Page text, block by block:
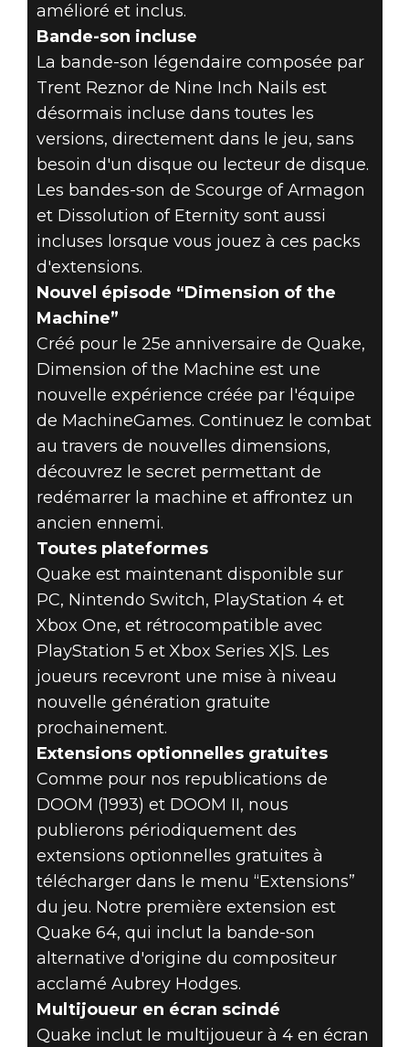
amélioré et inclus.
Bande-son incluse
La bande-son légendaire composée par
Trent Reznor de Nine Inch Nails est
désormais incluse dans toutes les
versions, directement dans le jeu, sans
besoin d'un disque ou lecteur de disque.
Les bandes-son de Scourge of Armagon
et Dissolution of Eternity sont aussi
incluses lorsque vous jouez à ces packs
d'extensions.
Nouvel épisode “Dimension of the
Machine”
Créé pour le 25e anniversaire de Quake,
Dimension of the Machine est une
nouvelle expérience créée par l'équipe
de MachineGames. Continuez le combat
au travers de nouvelles dimensions,
découvrez le secret permettant de
redémarrer la machine et affrontez un
ancien ennemi.
Toutes plateformes
Quake est maintenant disponible sur
PC, Nintendo Switch, PlayStation 4 et
Xbox One, et rétrocompatible avec
PlayStation 5 et Xbox Series X|S. Les
joueurs recevront une mise à niveau
nouvelle génération gratuite
prochainement.
Extensions optionnelles gratuites
Comme pour nos republications de
DOOM (1993) et DOOM II, nous
publierons périodiquement des
extensions optionnelles gratuites à
télécharger dans le menu “Extensions”
du jeu. Notre première extension est
Quake 64, qui inclut la bande-son
alternative d'origine du compositeur
acclamé Aubrey Hodges.
Multijoueur en écran scindé
Quake inclut le multijoueur à 4 en écran